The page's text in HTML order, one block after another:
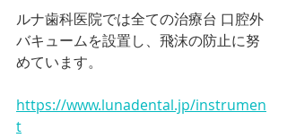
ルナ歯科医院では全ての治療台 口腔外
バキュームを設置し、飛沫の防止に努
めています。
https://www.lunadental.jp/instrumen
t